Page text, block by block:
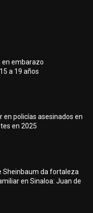
en embarazo
a 19 años
en policías asesinados en
en 2025
Sheinbaum da fortaleza
en Sinaloa: Juan de